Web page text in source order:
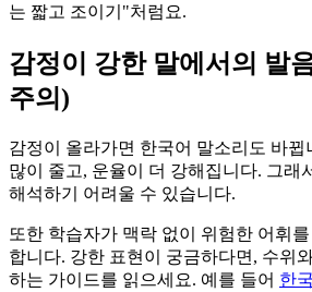
는 짧고 조이기"처럼요.
감정이 강한 말에서의 발
주의)
감정이 올라가면 한국어 말소리도 바뀝
많이 줄고, 운율이 더 강해집니다. 그래
해석하기 어려울 수 있습니다.
또한 학습자가 맥락 없이 위험한 어휘
합니다. 강한 표현이 궁금하다면, 수위
하는 가이드를 읽으세요. 예를 들어 한